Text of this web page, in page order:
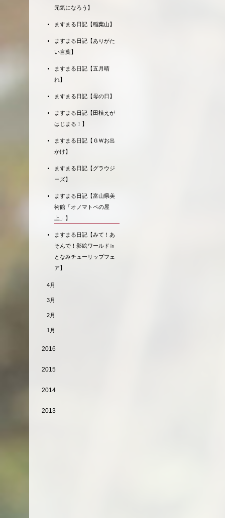
元気になろう】
ますまる日記【稲葉山】
ますまる日記【ありがた
い言葉】
ますまる日記【五月晴
れ】
ますまる日記【母の日】
ますまる日記【田植えが
はじまる！】
ますまる日記【ＧＷお出
かけ】
ますまる日記【グラウジ
ーズ】
ますまる日記【富山県美
術館「オノマトペの屋
上」】
ますまる日記【みて！あ
そんで！影絵ワールド㏌
となみチューリップフェ
ア】
4月
3月
2月
1月
2016
2015
2014
2013